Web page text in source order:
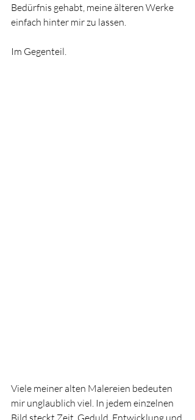
Bedürfnis gehabt, meine älteren Werke
einfach hinter mir zu lassen.
Im Gegenteil.
Viele meiner alten Malereien bedeuten
mir unglaublich viel. In jedem einzelnen